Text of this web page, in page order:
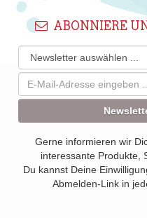
ABONNIERE
Gerne informieren wir
interessante Produkte,
Du kannst Deine
Abmelden-Link in